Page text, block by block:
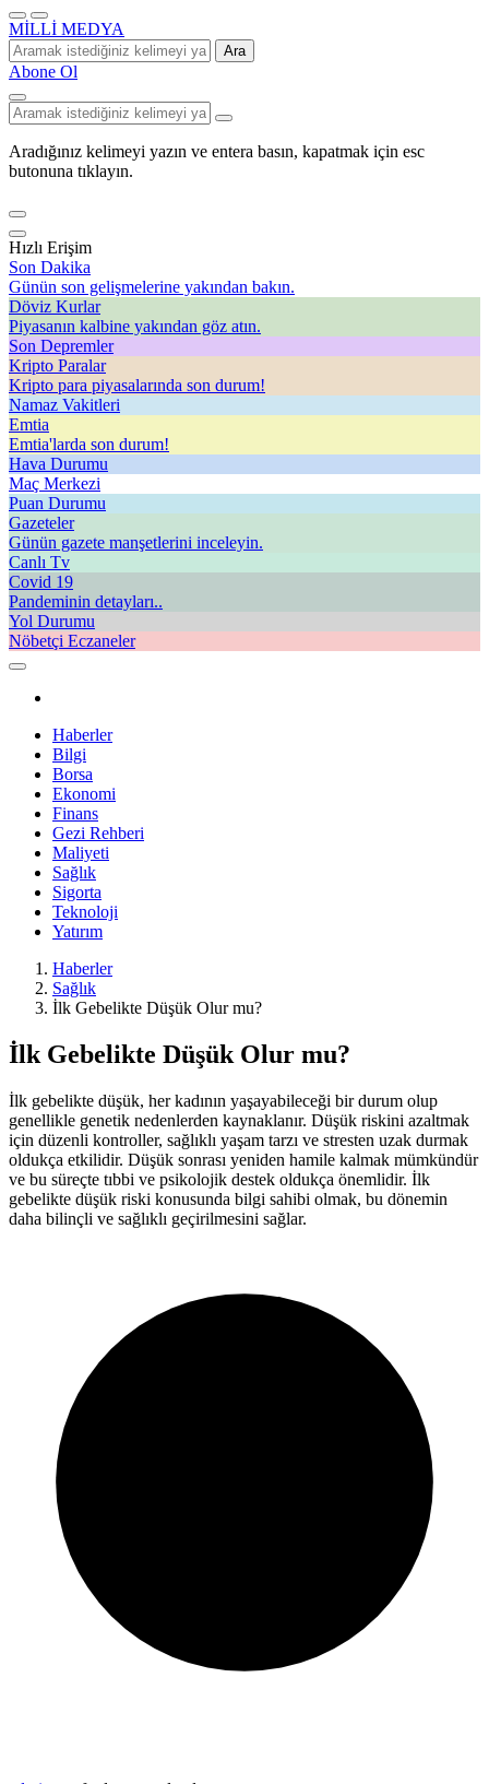
MİLLİ MEDYA
Ara
Abone Ol
Aradığınız kelimeyi yazın ve entera basın, kapatmak için esc
butonuna tıklayın.
Hızlı Erişim
Son Dakika
Günün son gelişmelerine yakından bakın.
Döviz Kurlar
Piyasanın kalbine yakından göz atın.
Son Depremler
Kripto Paralar
Kripto para piyasalarında son durum!
Namaz Vakitleri
Emtia
Emtia'larda son durum!
Hava Durumu
Maç Merkezi
Puan Durumu
Gazeteler
Günün gazete manşetlerini inceleyin.
Canlı Tv
Covid 19
Pandeminin detayları..
Yol Durumu
Nöbetçi Eczaneler
Haberler
Bilgi
Borsa
Ekonomi
Finans
Gezi Rehberi
Maliyeti
Sağlık
Sigorta
Teknoloji
Yatırım
Haberler
Sağlık
İlk Gebelikte Düşük Olur mu?
İlk Gebelikte Düşük Olur mu?
İlk gebelikte düşük, her kadının yaşayabileceği bir durum olup
genellikle genetik nedenlerden kaynaklanır. Düşük riskini azaltmak
için düzenli kontroller, sağlıklı yaşam tarzı ve stresten uzak durmak
oldukça etkilidir. Düşük sonrası yeniden hamile kalmak mümkündür
ve bu süreçte tıbbi ve psikolojik destek oldukça önemlidir. İlk
gebelikte düşük riski konusunda bilgi sahibi olmak, bu dönemin
daha bilinçli ve sağlıklı geçirilmesini sağlar.